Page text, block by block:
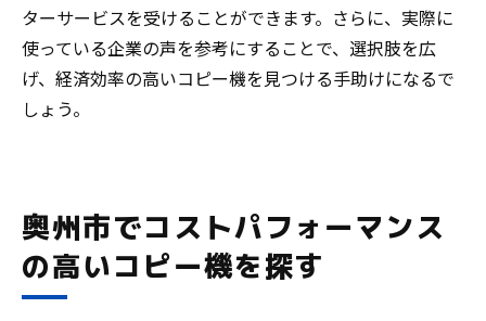
ターサービスを受けることができます。さらに、実際に
使っている企業の声を参考にすることで、選択肢を広
げ、経済効率の高いコピー機を見つける手助けになるで
しょう。
奥州市でコストパフォーマンス
の高いコピー機を探す